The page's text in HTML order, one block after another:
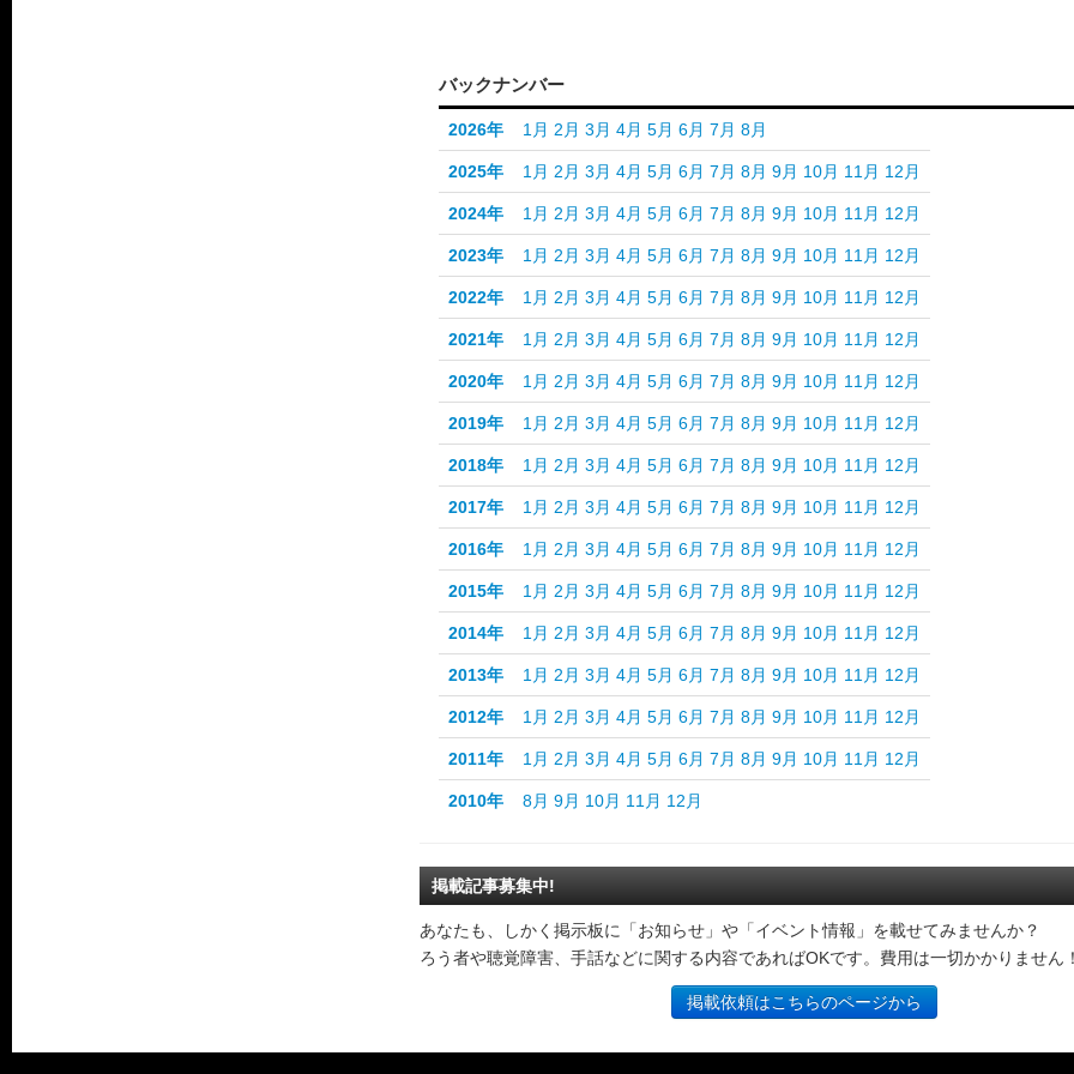
バックナンバー
2026年 1月 2月 3月 4月 5月 6月 7月 8月
2025年 1月 2月 3月 4月 5月 6月 7月 8月 9月 10月 11月 12月
2024年 1月 2月 3月 4月 5月 6月 7月 8月 9月 10月 11月 12月
2023年 1月 2月 3月 4月 5月 6月 7月 8月 9月 10月 11月 12月
2022年 1月 2月 3月 4月 5月 6月 7月 8月 9月 10月 11月 12月
2021年 1月 2月 3月 4月 5月 6月 7月 8月 9月 10月 11月 12月
2020年 1月 2月 3月 4月 5月 6月 7月 8月 9月 10月 11月 12月
2019年 1月 2月 3月 4月 5月 6月 7月 8月 9月 10月 11月 12月
2018年 1月 2月 3月 4月 5月 6月 7月 8月 9月 10月 11月 12月
2017年 1月 2月 3月 4月 5月 6月 7月 8月 9月 10月 11月 12月
2016年 1月 2月 3月 4月 5月 6月 7月 8月 9月 10月 11月 12月
2015年 1月 2月 3月 4月 5月 6月 7月 8月 9月 10月 11月 12月
2014年 1月 2月 3月 4月 5月 6月 7月 8月 9月 10月 11月 12月
2013年 1月 2月 3月 4月 5月 6月 7月 8月 9月 10月 11月 12月
2012年 1月 2月 3月 4月 5月 6月 7月 8月 9月 10月 11月 12月
2011年 1月 2月 3月 4月 5月 6月 7月 8月 9月 10月 11月 12月
2010年 8月 9月 10月 11月 12月
掲載記事募集中!
あなたも、しかく掲示板に「お知らせ」や「イベント情報」を載せてみませんか？
ろう者や聴覚障害、手話などに関する内容であればOKです。費用は一切かかりません
掲載依頼はこちらのページから